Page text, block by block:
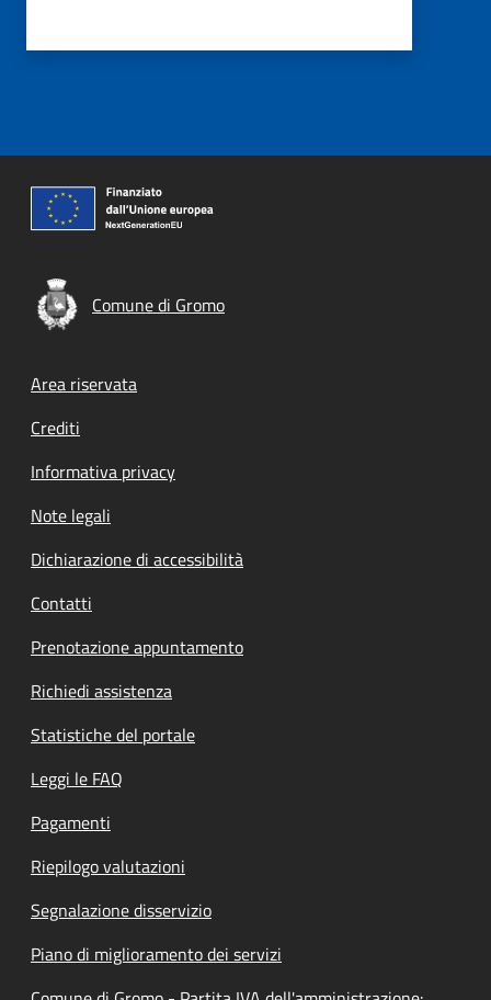
Comune di Gromo
Footer menu
Area riservata
Crediti
Informativa privacy
Note legali
Dichiarazione di accessibilità
Contatti
Prenotazione appuntamento
Richiedi assistenza
Statistiche del portale
Leggi le FAQ
Pagamenti
Riepilogo valutazioni
Segnalazione disservizio
Piano di miglioramento dei servizi